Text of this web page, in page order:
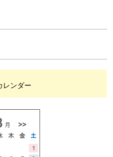
レンダー